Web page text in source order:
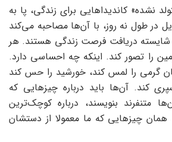
نشده» کاندیداهایی برای زندگی، پا به
در طول نه روز، با آن‌ها مصاحبه می‌کند
دریافت فرصت زندگی هستند. هر
را تصور کند. اینکه چه احساسی دارد.
گرمی را لمس کند، خورشید را حس کند
کند. آن‌ها باید درباره چیزهایی که
متنفرند بنویسند، درباره کوچک‌ترین
همان چیزهایی که ما معمولا از دستشان